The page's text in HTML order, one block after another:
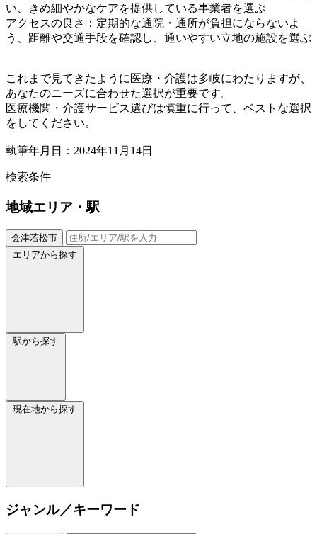
い、きめ細やかなケアを提供している事業者を選ぶ
アクセスの良さ：定期的な通院・通所が負担にならないよ
う、距離や交通手段を確認し、通いやすい立地の施設を選ぶ
これまで見てきたように医療・介護は多岐にわたりますが、
あなたのニーズに合わせた選択が重要です。
医療機関・介護サービス選びは慎重に行って、ベストな選択
をしてください。
執筆年月日：2024年11月14日
検索条件
地域エリア・駅
会津若松市
エリアから探す
駅から探す
現在地から探す
ジャンル／キーワード